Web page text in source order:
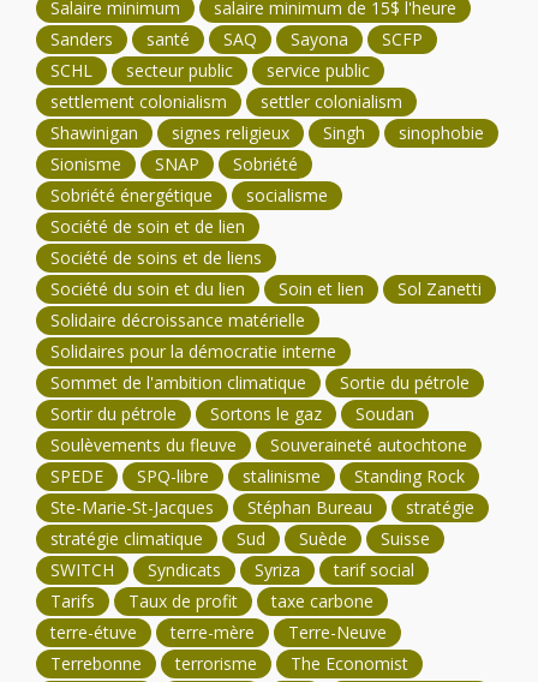
Salaire minimum
salaire minimum de 15$ l'heure
Sanders
santé SAQ Sayona
SCFP
SCHL
secteur public
service public
settlement colonialism
settler colonialism
Shawinigan
signes religieux Singh
sinophobie
Sionisme
SNAP
Sobriété
Sobriété énergétique
socialisme
Société de soin et de lien
Société de soins et de liens
Société du soin et du lien
Soin et lien
Sol Zanetti
Solidaire décroissance matérielle
Solidaires pour la démocratie interne
Sommet de l'ambition climatique
Sortie du pétrole
Sortir du pétrole
Sortons le gaz
Soudan
Soulèvements du fleuve
Souveraineté autochtone
SPEDE
SPQ-libre stalinisme
Standing Rock
Ste-Marie-St-Jacques
Stéphan Bureau
stratégie
stratégie climatique
Sud Suède
Suisse
SWITCH
Syndicats Syriza
tarif social
Tarifs
Taux de profit
taxe carbone
terre-étuve
terre-mère
Terre-Neuve
Terrebonne
terrorisme
The Economist